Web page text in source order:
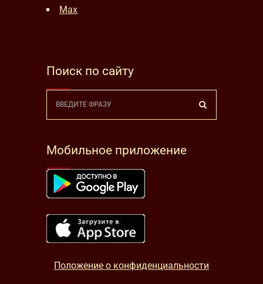
Max
Поиск по сайту
Мобильное приложение
Положение о конфиденциальности